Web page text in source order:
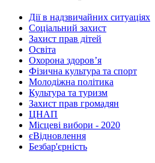
Дії в надзвичайних ситуаціях
Соціальний захист
Захист прав дітей
Освіта
Охорона здоров’я
Фізична культура та спорт
Молодіжна політика
Культура та туризм
Захист прав громадян
ЦНАП
Місцеві вибори - 2020
єВідновлення
Безбар'єрність